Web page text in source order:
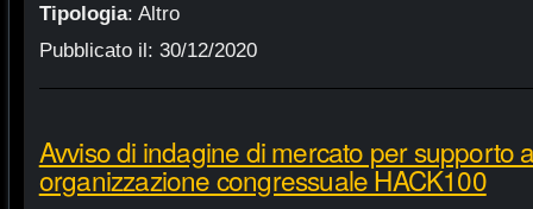
Tipologia: Altro
Pubblicato il: 30/12/2020
Avviso di indagine di mercato per supporto
organizzazione congressuale HACK100